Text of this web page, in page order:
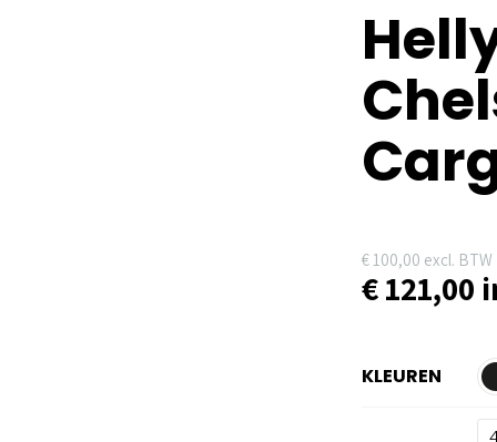
€100,00 excl. BTW
€121,00
KLEUREN